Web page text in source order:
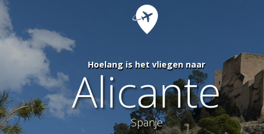
Hoelang is het vliegen naar
Alicante
Spanje